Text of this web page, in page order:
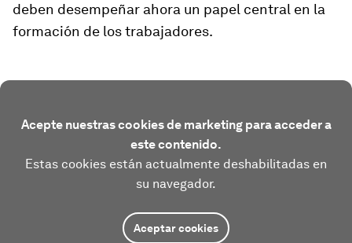
deben desempeñar ahora un papel central en la
formación de los trabajadores.
Acepte nuestras cookies de marketing para acceder a
este contenido.
Estas cookies están actualmente deshabilitadas en
su navegador.
Aceptar cookies